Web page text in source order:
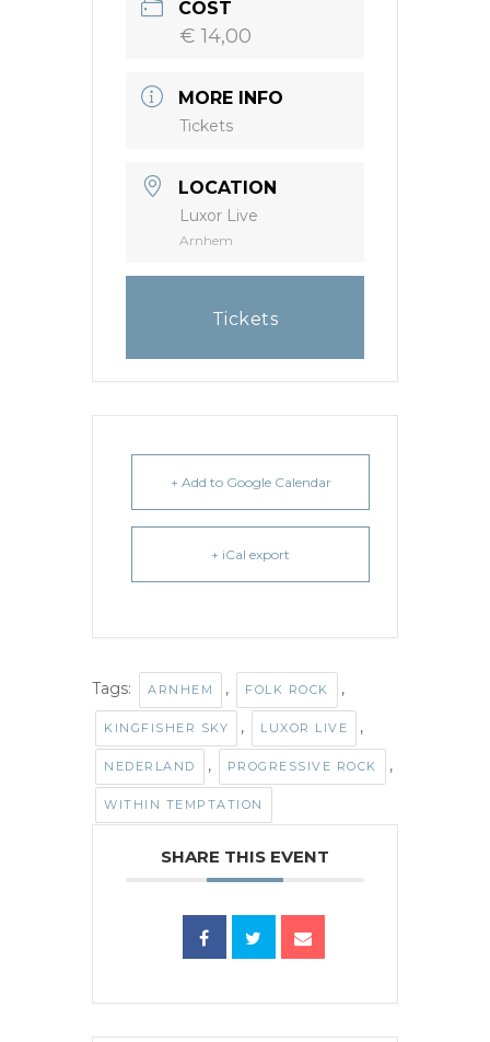
COST
€ 14,00
MORE INFO
Tickets
LOCATION
Luxor Live
Arnhem
Tickets
+ Add to Google Calendar
+ iCal export
Tags: ARNHEM , FOLK ROCK ,
KINGFISHER SKY , LUXOR LIVE ,
NEDERLAND , PROGRESSIVE ROCK ,
WITHIN TEMPTATION
SHARE THIS EVENT